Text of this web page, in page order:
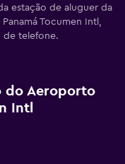
estação de aluguer da
Tocumen Intl,
de telefone.
do Aeroporto
Intl